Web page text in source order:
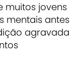
muitos jovens
mentais antes
agravada